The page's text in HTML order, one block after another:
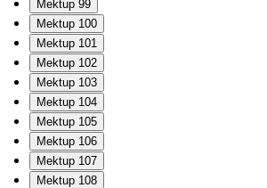
Mektup 99
Mektup 100
Mektup 101
Mektup 102
Mektup 103
Mektup 104
Mektup 105
Mektup 106
Mektup 107
Mektup 108